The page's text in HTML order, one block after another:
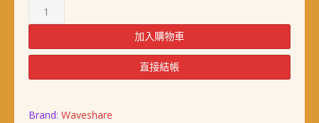
USB
TTL
量
加入購物車
直接結帳
Brand: Waveshare